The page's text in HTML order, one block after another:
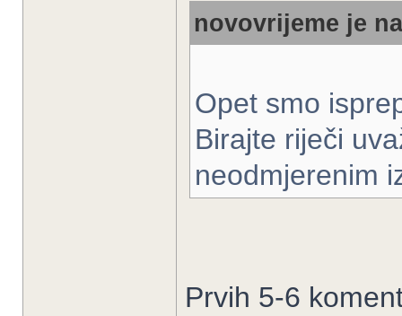
novovrijeme je
Opet smo
Birajte riječi
neodmjerenim
Prvih 5-6